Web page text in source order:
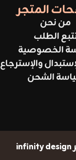
المتجر
من نحن
الطلب
الخصوصية
والإسترجاع
الشحن
infinity design